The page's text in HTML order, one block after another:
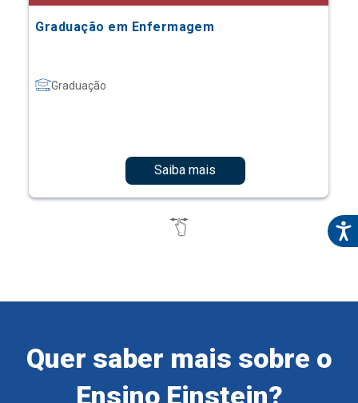
Graduação em Enfermagem
Graduação
Saiba mais
Quer saber mais sobre o
Ensino Einstein?